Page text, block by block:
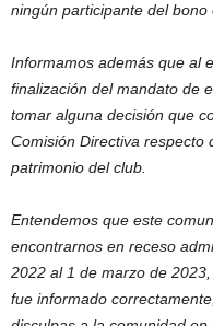
ningún participante del bono
Informamos además que al
finalización del mandato de
tomar alguna decisión que
Comisión Directiva respecto
patrimonio del club.
Entendemos que este
encontrarnos en receso
2022 al 1 de marzo de
fue informado